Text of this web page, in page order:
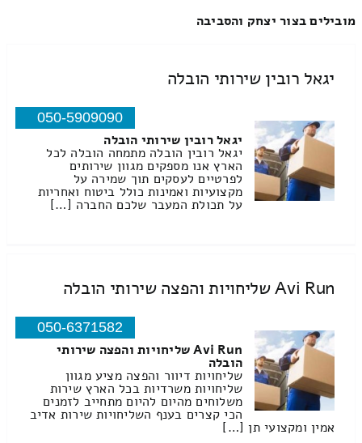
מובילים בצור יצחק והסביבה
יגאל רובין שירותי הובלה
050-5909090
יגאל רובין שירותי הובלה
יגאל רובין הובלה מתמחה הובלה לכל
הארץ אנו מספקים מגוון שירותים
לפרטיים לעסקים תוך שמירה על
מקצועיות ואמינות כולל ביטוח ואחריות
על תכולת המעבר שלכם החברה […]
Avi Run שליחויות והפצה שירותי הובלה
050-6371582
Avi Run שליחויות והפצה שירותי
הובלה
שליחויות דיוור והפצה מציע מגוון
שליחויות משרדיות בכל הארץ שירות
משלוחים מהיום להיום מתחייב לזמנים
הכי קצרים בענף השליחויות שירות אדיב
אמין ומקצועי תן […]